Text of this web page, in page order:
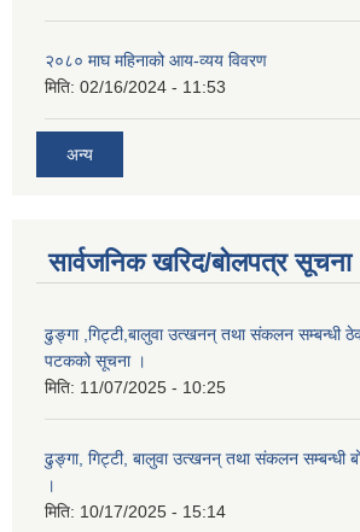
२०८० माघ महिनाको आय-व्यय विवरण
मिति: 02/16/2024 - 11:53
अन्य
सार्वजनिक खरिद/बोलपत्र सूचना
ढुङ्गा ,गिट्टी,बालुवा उत्खनन् तथा संकलन सम्बन्धी
पटकको सूचना ।
मिति: 11/07/2025 - 10:25
ढुङ्गा, गिट्टी, बालुवा उत्खनन् तथा संकलन सम्बन्धी
।
मिति: 10/17/2025 - 15:14